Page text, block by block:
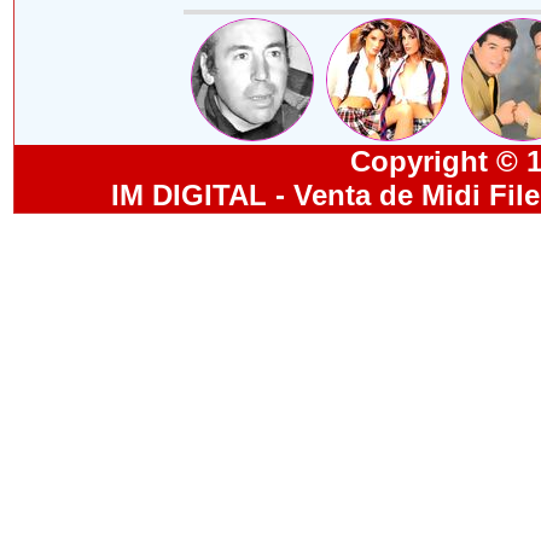
Copyright ©
IM DIGITAL - Venta de Midi